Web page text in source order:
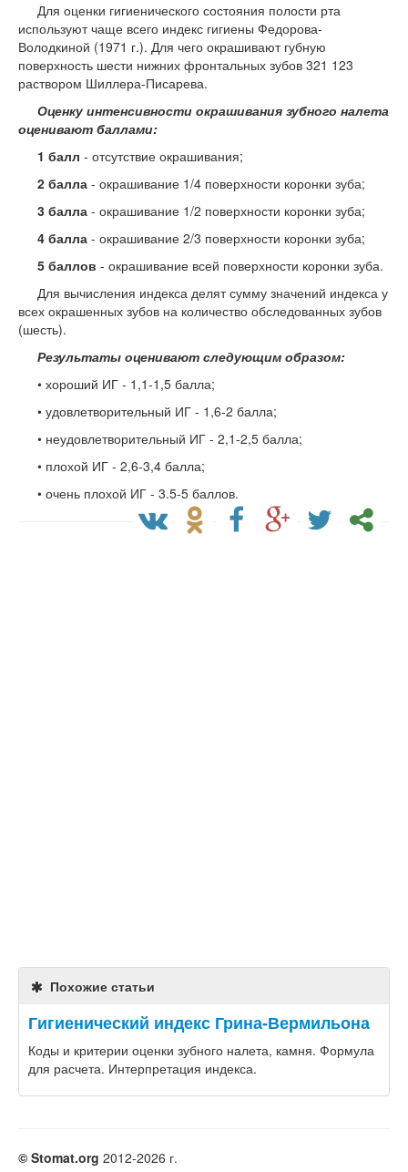
Для оценки гигиенического состояния полости рта
используют чаще всего индекс гигиены Федорова-
Володкиной (1971 г.). Для чего окрашивают губную
поверхность шести нижних фронтальных зубов 321 123
раствором Шиллера-Писарева.
Оценку интенсивности окрашивания зубного налета
оценивают баллами:
1 балл - отсутствие окрашивания;
2 балла - окрашивание 1/4 поверхности коронки зуба;
3 балла - окрашивание 1/2 поверхности коронки зуба;
4 балла - окрашивание 2/3 поверхности коронки зуба;
5 баллов - окрашивание всей поверхности коронки зуба.
Для вычисления индекса делят сумму значений индекса у
всех окрашенных зубов на количество обследованных зубов
(шесть).
Результаты оценивают следующим образом:
• хороший ИГ - 1,1-1,5 балла;
• удовлетворительный ИГ - 1,6-2 балла;
• неудовлетворительный ИГ - 2,1-2,5 балла;
• плохой ИГ - 2,6-3,4 балла;
• очень плохой ИГ - 3,5-5 баллов.
Похожие статьи
Гигиенический индекс Грина-Вермильона
Коды и критерии оценки зубного налета, камня. Формула
для расчета. Интерпретация индекса.
© Stomat.org 2012-2026 г.